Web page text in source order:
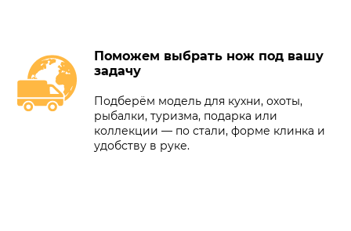
Поможем выбрать нож под вашу
задачу
Подберём модель для кухни, охоты,
рыбалки, туризма, подарка или
коллекции — по стали, форме клинка и
удобству в руке.